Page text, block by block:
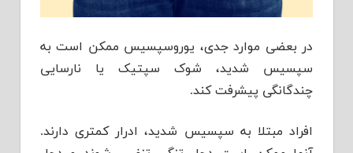
در بعضی موارد جدی، یوروسپسیس ممکن است به
سپسیس شدید، شوک سپتیک یا نارسایی
چندگانگی پیشرفت کند.
افراد مبتلا به سپسیس شدید، ادرار کمتری دارند.